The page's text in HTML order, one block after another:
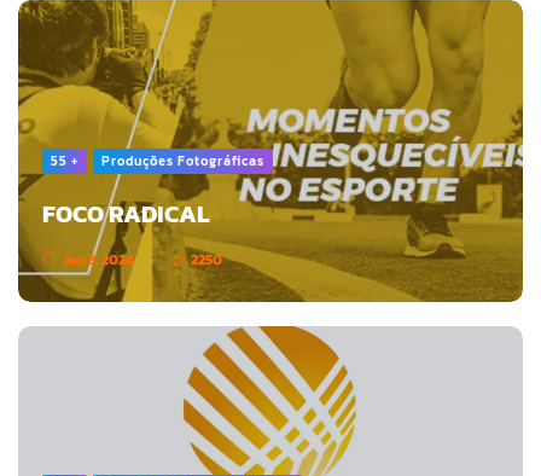
55 + Produções Fotográficas
FOCO RADICAL
Jan 3, 2024 2250